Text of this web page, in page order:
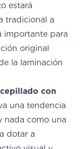
estará
tradicional a
importante para
original
la laminación
cepillado con
una tendencia
nada como una
dotar a